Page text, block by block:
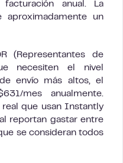
anual. La
aproximadamente un
(Representantes de
necesiten el nivel
envío más altos, el
mes anualmente.
real que usan Instantly
reportan gastar entre
se consideran todos